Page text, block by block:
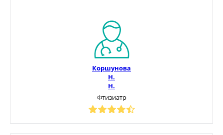
Коршунова
Н.
Н.
Фтизиатр